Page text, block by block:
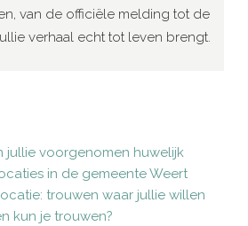
van de officiële melding tot de
verhaal echt tot leven brengt.
jullie voorgenomen huwelijk
in de gemeente Weert
trouwen waar jullie willen
kun je trouwen?